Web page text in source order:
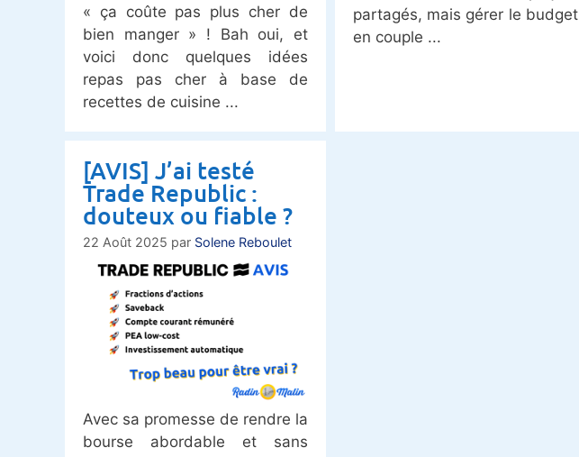
« ça coûte pas plus cher de
bien manger » ! Bah oui, et
voici donc quelques idées
repas pas cher à base de
recettes de cuisine
partagés, mais gérer le budget
en couple
[AVIS] J’ai testé
Trade Republic :
douteux ou fiable ?
22 Août 2025 par Solene Reboulet
Avec sa promesse de rendre la
bourse abordable et sans